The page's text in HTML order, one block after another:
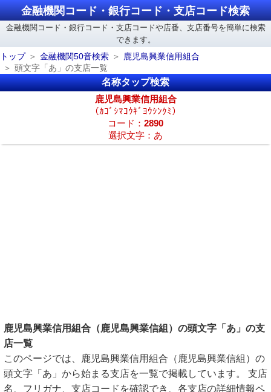
金融機関コード・銀行コード・支店コード検索
金融機関コード・銀行コード・支店コードや店番、支店番号を簡単に検索
できます。
トップ
金融機関50音検索
鹿児島興業信用組合
頭文字「あ」の支店一覧
名称タップ検索
鹿児島興業信用組合
（ｶｺﾞｼﾏｺｳｷﾞﾖｳｼﾝｸﾐ）
コード： 2890
選択文字：あ
鹿児島興業信用組合（鹿児島興業信組）の頭文字「あ」の支
店一覧
このページでは、鹿児島興業信用組合（鹿児島興業信組）の
頭文字「あ」から始まる支店を一覧で掲載しています。 支店
名、フリガナ、支店コードを確認でき、各支店の詳細情報ペ